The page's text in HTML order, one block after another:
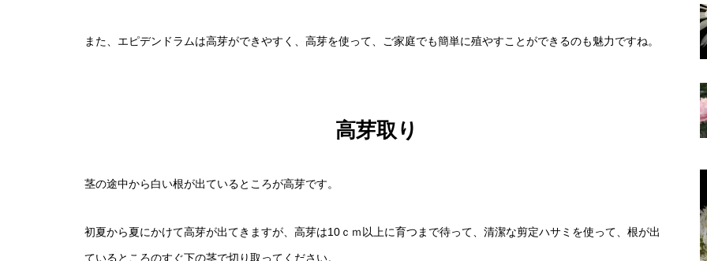
また、エピデンドラムは高芽ができやすく、高芽を使って、ご家庭でも簡単に殖やすことができるのも魅力ですね。
高芽取り
茎の途中から白い根が出ているところが高芽です。
初夏から夏にかけて高芽が出てきますが、高芽は10ｃｍ以上に育つまで待って、清潔な剪定ハサミを使って、根が出
ているところのすぐ下の茎で切り取ってください。
寒波に負けない！ 寒がりの植物を冬越しさ